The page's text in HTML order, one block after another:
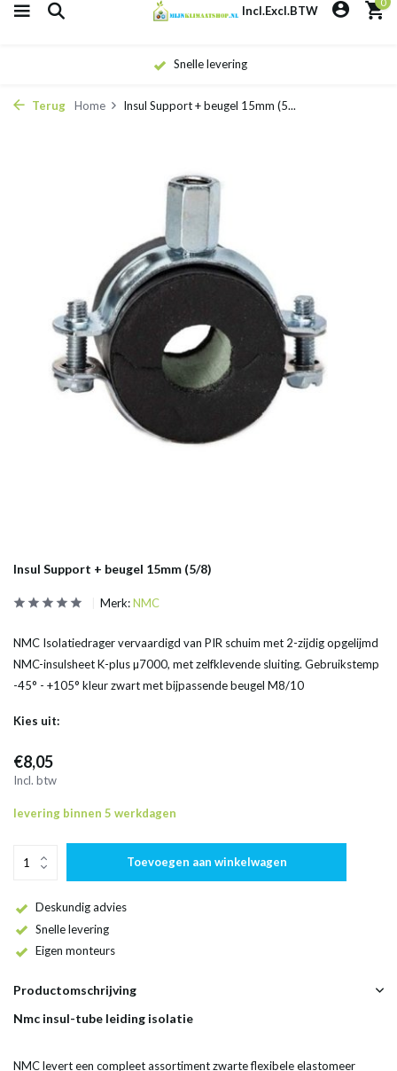
Incl.Excl.BTW
Snelle levering
Terug Home Insul Support + beugel 15mm (5...
Insul Support + beugel 15mm (5/8)
Merk:NMC
NMC Isolatiedrager vervaardigd van PIR schuim met 2-zijdig opgelijmd
NMC-insulsheet K-plus µ7000, met zelfklevende sluiting. Gebruikstemp
-45° - +105° kleur zwart met bijpassende beugel M8/10
Kies uit:
€8,05
Incl. btw
levering binnen 5 werkdagen
Toevoegen aan winkelwagen
Deskundig advies
Snelle levering
Eigen monteurs
Productomschrijving
Nmc insul-tube leiding isolatie
NMC levert een compleet assortiment zwarte flexibele elastomeer